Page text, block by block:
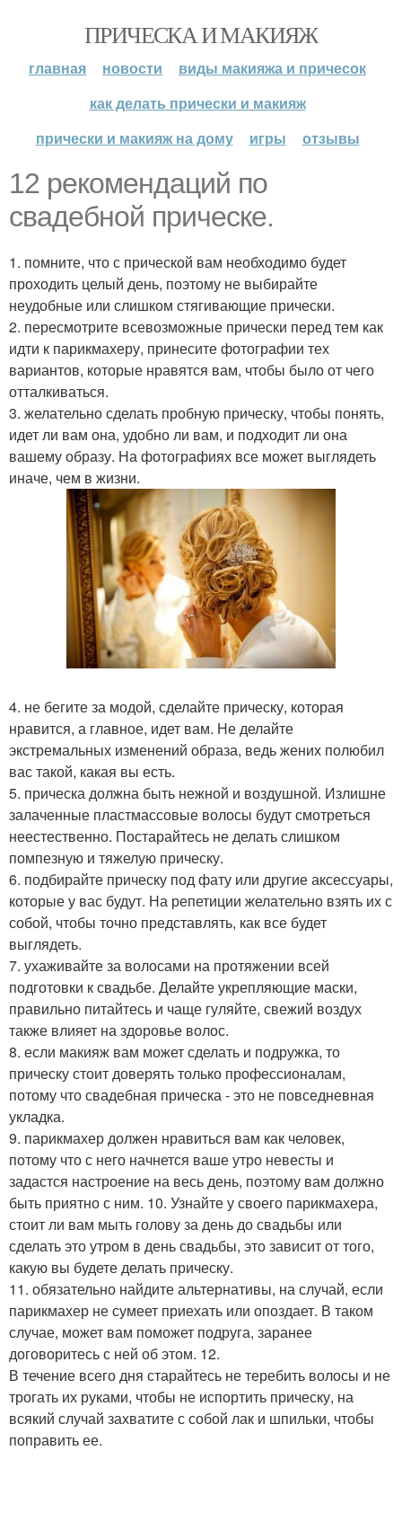
ПРИЧЕСКА И МАКИЯЖ
главная новости
виды макияжа и причесок
как делать прически и макияж
прически и макияж на дому
игры отзывы
12 рекомендаций по
свадебной прическе.
1. помните, что с прической вам необходимо будет
проходить целый день, поэтому не выбирайте
неудобные или слишком стягивающие прически.
2. пересмотрите всевозможные прически перед тем как
идти к парикмахеру, принесите фотографии тех
вариантов, которые нравятся вам, чтобы было от чего
отталкиваться.
3. желательно сделать пробную прическу, чтобы понять,
идет ли вам она, удобно ли вам, и подходит ли она
вашему образу. На фотографиях все может выглядеть
иначе, чем в жизни.
4. не бегите за модой, сделайте прическу, которая
нравится, а главное, идет вам. Не делайте
экстремальных изменений образа, ведь жених полюбил
вас такой, какая вы есть.
5. прическа должна быть нежной и воздушной. Излишне
залаченные пластмассовые волосы будут смотреться
неестественно. Постарайтесь не делать слишком
помпезную и тяжелую прическу.
6. подбирайте прическу под фату или другие аксессуары,
которые у вас будут. На репетиции желательно взять их с
собой, чтобы точно представлять, как все будет
выглядеть.
7. ухаживайте за волосами на протяжении всей
подготовки к свадьбе. Делайте укрепляющие маски,
правильно питайтесь и чаще гуляйте, свежий воздух
также влияет на здоровье волос.
8. если макияж вам может сделать и подружка, то
прическу стоит доверять только профессионалам,
потому что свадебная прическа - это не повседневная
укладка.
9. парикмахер должен нравиться вам как человек,
потому что с него начнется ваше утро невесты и
задастся настроение на весь день, поэтому вам должно
быть приятно с ним. 10. Узнайте у своего парикмахера,
стоит ли вам мыть голову за день до свадьбы или
сделать это утром в день свадьбы, это зависит от того,
какую вы будете делать прическу.
11. обязательно найдите альтернативы, на случай, если
парикмахер не сумеет приехать или опоздает. В таком
случае, может вам поможет подруга, заранее
договоритесь с ней об этом. 12.
В течение всего дня старайтесь не теребить волосы и не
трогать их руками, чтобы не испортить прическу, на
всякий случай захватите с собой лак и шпильки, чтобы
поправить ее.